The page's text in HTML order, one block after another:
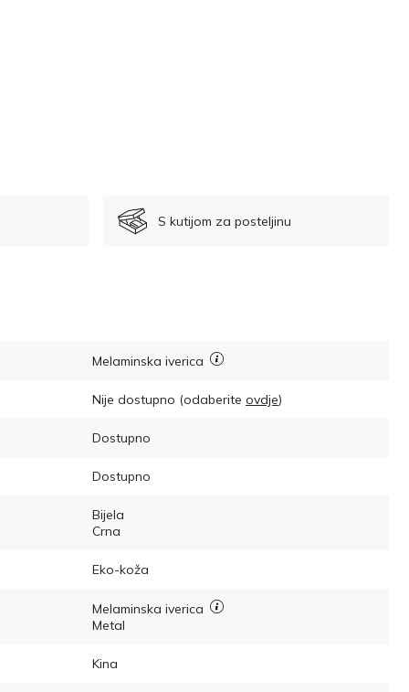
S kutijom za posteljinu
Melaminska iverica
Nije dostupno (odaberite ovdje)
Dostupno
Dostupno
Bijela
Crna
Eko-koža
Melaminska iverica
Metal
Kina